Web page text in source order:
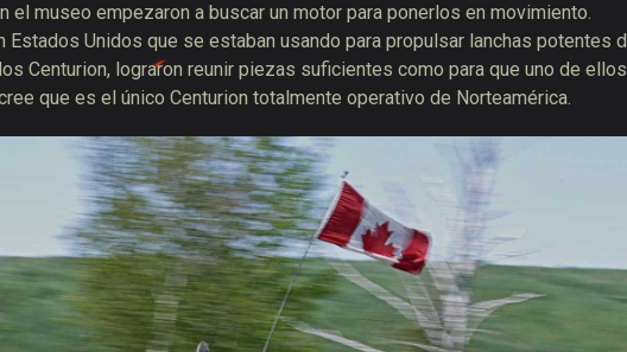
el museo empezaron a buscar un motor para ponerlos en movimiento.
Unidos que se estaban usando para propulsar lanchas potentes
Centurion, lograron reunir piezas suficientes como para que uno de ellos
que es el único Centurion totalmente operativo de Norteamérica.